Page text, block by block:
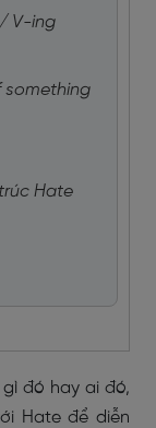
V-ing
something
Hate
đó hay ai đó,
Hate để diễn